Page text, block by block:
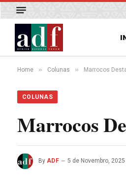
Home » Colunas » Marrocos
COLUNAS
Marrocos
By ADF 5 de Novembro, 2025